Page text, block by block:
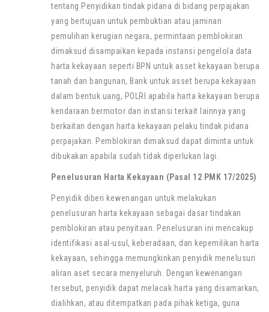
tentang Penyidikan tindak pidana di bidang perpajakan
yang bertujuan untuk pembuktian atau jaminan
pemulihan kerugian negara, permintaan pemblokiran
dimaksud disampaikan kepada instansi pengelola data
harta kekayaan seperti BPN untuk asset kekayaan berupa
tanah dan bangunan, Bank untuk asset berupa kekayaan
dalam bentuk uang, POLRI apabila harta kekayaan berupa
kendaraan bermotor dan instansi terkait lainnya yang
berkaitan dengan harta kekayaan pelaku tindak pidana
perpajakan. Pemblokiran dimaksud dapat diminta untuk
dibukakan apabila sudah tidak diperlukan lagi.
Penelusuran Harta Kekayaan (Pasal 12 PMK 17/2025)
Penyidik diberi kewenangan untuk melakukan
penelusuran harta kekayaan sebagai dasar tindakan
pemblokiran atau penyitaan. Penelusuran ini mencakup
identifikasi asal-usul, keberadaan, dan kepemilikan harta
kekayaan, sehingga memungkinkan penyidik menelusuri
aliran aset secara menyeluruh. Dengan kewenangan
tersebut, penyidik dapat melacak harta yang disamarkan,
dialihkan, atau ditempatkan pada pihak ketiga, guna